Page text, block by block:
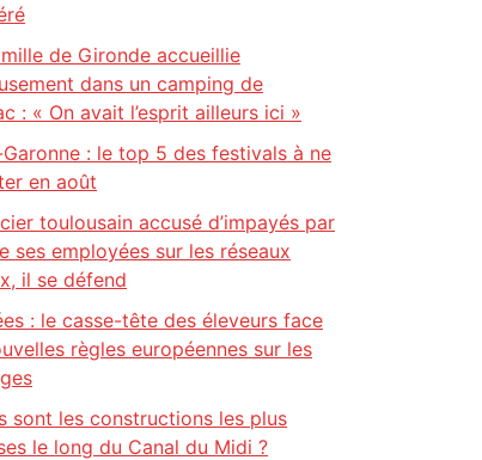
de Gironde accueillie
dans un camping de
: « On avait l’esprit ailleurs ici »
: le top 5 des festivals à ne
en août
toulousain accusé d’impayés par
ses employées sur les réseaux
il se défend
: le casse-tête des éleveurs face
règles européennes sur les
sont les constructions les plus
le long du Canal du Midi ?